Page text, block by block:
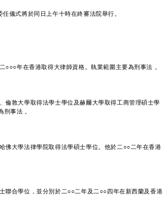
式將於同日上午十時在終審法院舉行。
年在香港取得大律師資格。執業範圍主要為刑事法 。
倫敦大學取得法學士學位及赫爾大學取得工商管理碩士學
事法 。
佛大學法律學院取得法學碩士學位。他於二○○二年在香港
聯合學位，並分別於二○○二年及二○○四年在新西蘭及香港